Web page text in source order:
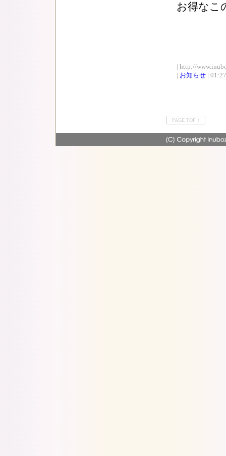
お得なこ
| http://
| お知らせ |
PAGE TOP ↑